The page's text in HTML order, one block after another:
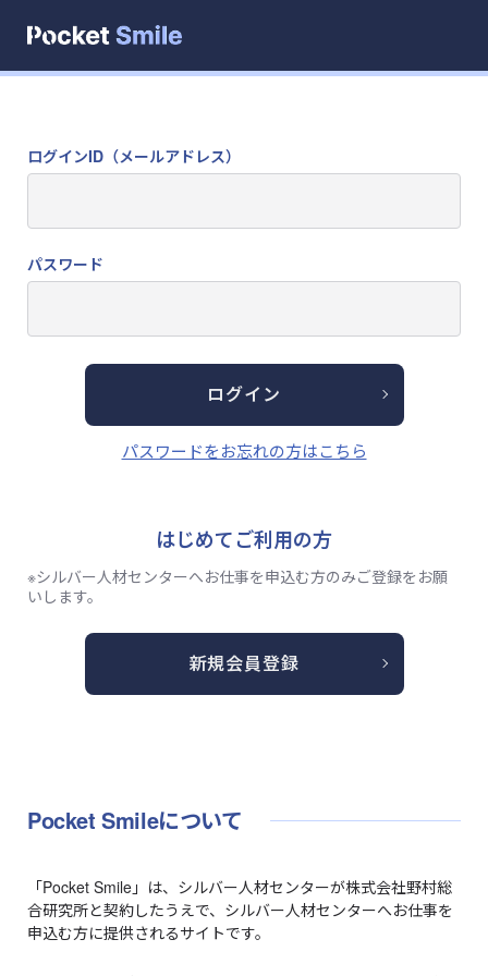
ログインID（メールアドレス）
パスワード
ログイン
パスワードをお忘れの方はこちら
はじめてご利用の方
※シルバー人材センターへお仕事を申込む方のみご登録をお願
いします。
新規会員登録
Pocket Smileについて
「Pocket Smile」は、シルバー人材センターが株式会社野村総
合研究所と契約したうえで、シルバー人材センターへお仕事を
申込む方に提供されるサイトです。